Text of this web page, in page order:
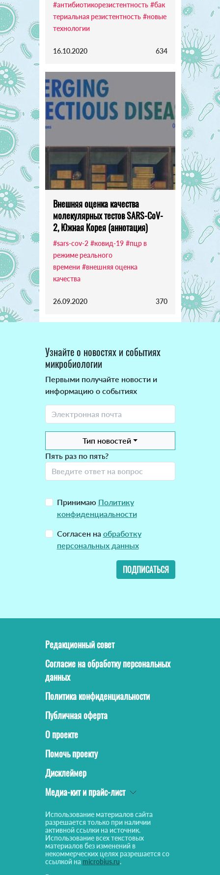
#антибиотикорезистентность #бак
териальная резистентность #новые
технологии
16.10.2020 634
Внешняя оценка качества
молекулярных тестов SARS-CoV-
2, Южная Корея (аннотация)
#sars-cov-2 #ковид-19 #пцр в
режиме реального
времени #внешняя оценка
качества
26.09.2020 370
Узнайте о новостях и событиях
микробиологии
Первыми получайте новости и
информацию о событиях
Тип новостей
Пять раз по пять?
Принимаю Политику
конфиденциальности
Согласен на обработку
персональных данных
ПОДПИСАТЬСЯ
Редакционный совет
Согласие на обработку персональных
данных
Политика конфиденциальности
Публичная оферта
О проекте
Помочь проекту
Дисклеймер
Медиа-кит и прайс-лист
Использование материалов сайта
разрешается только при наличии
активной ссылки на источник.
Использование всех текстовых
материалов без изменений в
некоммерческих целях разрешается со
ссылкой на microbius.ru.